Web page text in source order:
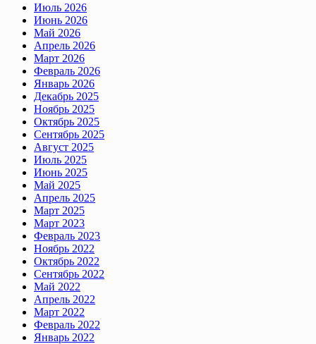
Июль 2026
Июнь 2026
Май 2026
Апрель 2026
Март 2026
Февраль 2026
Январь 2026
Декабрь 2025
Ноябрь 2025
Октябрь 2025
Сентябрь 2025
Август 2025
Июль 2025
Июнь 2025
Май 2025
Апрель 2025
Март 2025
Март 2023
Февраль 2023
Ноябрь 2022
Октябрь 2022
Сентябрь 2022
Май 2022
Апрель 2022
Март 2022
Февраль 2022
Январь 2022